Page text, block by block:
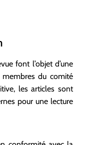
font l’objet d’une
du comité
les articles sont
pour une lecture